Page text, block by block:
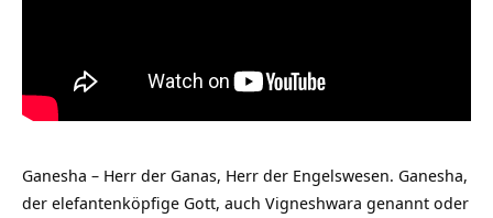
Ganesha – Herr der Ganas, Herr der Engelswesen. Ganesha,
der elefantenköpfige Gott, auch Vigneshwara genannt oder